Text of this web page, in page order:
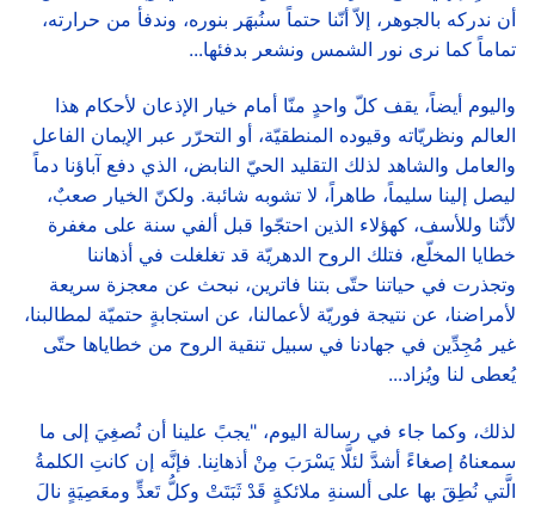
أن ندركه بالجوهر، إلاّ أنّنا حتماً سنُبهَر بنوره، وندفأ من حرارته،
تماماً كما نرى نور الشمس ونشعر بدفئها...
واليوم أيضاً، يقف كلّ واحدٍ منّا أمام خيار الإذعان لأحكام هذا
العالم ونظريّاته وقيوده المنطقيّة، أو التحرّر عبر الإيمان الفاعل
والعامل والشاهد لذلك التقليد الحيّ النابض، الذي دفع آباؤنا دماً
ليصل إلينا سليماً، طاهراً، لا تشوبه شائبة. ولكنّ الخيار صعبٌ،
لأنّنا وللأسف، كهؤلاء الذين احتجّوا قبل ألفي سنة على مغفرة
خطايا المخلّع، فتلك الروح الدهريّة قد تغلغلت في أذهاننا
وتجذرت في حياتنا حتّى بتنا فاترين، نبحث عن معجزة سريعة
لأمراضنا، عن نتيجة فوريّة لأعمالنا، عن استجابةٍ حتميّة لمطالبنا،
غير مُجِدِّين في جهادنا في سبيل تنقية الروح من خطاياها حتّى
يُعطى لنا ويُزاد...
لذلك، وكما جاء في رسالة اليوم، "يجبً علينا أن نُصغِيَ إلى ما
سمعناهُ إصغاءً أشدَّ لئلَّا يَسْرَبَ مِنْ أذهانِنا. فإنَّه إن كانتِ الكلمةُ
الَّتي نُطِقَ بها على ألسنةِ ملائكةٍ قَدْ ثَبَتَتْ وكلُّ تَعدٍّ ومعَصِيَةٍ نالَ